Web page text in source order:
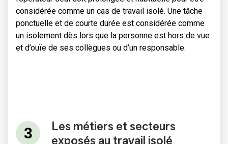
considérée comme un cas de travail isolé. Une tâche
ponctuelle et de courte durée est considérée comme
un isolement dès lors que la personne est hors de vue
et d’ouïe de ses collègues ou d’un responsable.
Les métiers et secteurs
exposés au travail isolé